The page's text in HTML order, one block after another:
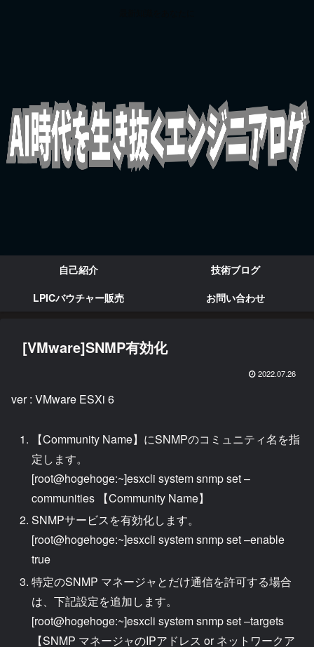
自己紹介
技術ブログ
LPICバウチャー販売
お問い合わせ
[VMware]SNMP有効化
2022.07.26
ver : VMware ESXi 6
【Community Name】にSNMPのコミュニティ名を指
定します。
[root@hogehoge:~]esxcli system snmp set –
communities 【Community Name】
SNMPサービスを有効化します。
[root@hogehoge:~]esxcli system snmp set –enable
true
特定のSNMP マネージャとだけ通信を許可する場合
は、下記設定を追加します。
[root@hogehoge:~]esxcli system snmp set –targets
【SNMP マネージャのIPアドレス or ネットワークア